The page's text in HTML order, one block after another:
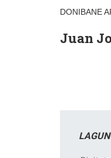
DONIBANE
Juan